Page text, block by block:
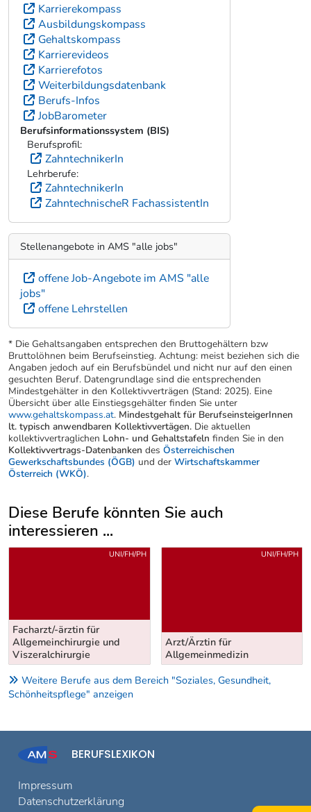
Karrierekompass
Ausbildungskompass
Gehaltskompass
Karrierevideos
Karrierefotos
Weiterbildungsdatenbank
Berufs-Infos
JobBarometer
Berufsinformationssystem (BIS)
Berufsprofil:
ZahntechnikerIn
Lehrberufe:
ZahntechnikerIn
ZahntechnischeR FachassistentIn
Stellenangebote in AMS "alle jobs"
offene Job-Angebote im AMS "alle
jobs"
offene Lehrstellen
* Die Gehaltsangaben entsprechen den Bruttogehältern bzw
Bruttolöhnen beim Berufseinstieg. Achtung: meist beziehen sich die
Angaben jedoch auf ein Berufsbündel und nicht nur auf den einen
gesuchten Beruf. Datengrundlage sind die entsprechenden
Mindestgehälter in den Kollektivverträgen (Stand: 2025). Eine
Übersicht über alle Einstiegsgehälter finden Sie unter
www.gehaltskompass.at. Mindestgehalt für BerufseinsteigerInnen
lt. typisch anwendbaren Kollektivvertägen. Die aktuellen
kollektivvertraglichen Lohn- und Gehaltstafeln finden Sie in den
Kollektivvertrags-Datenbanken des Österreichischen
Gewerkschaftsbundes (ÖGB) und der Wirtschaftskammer
Österreich (WKÖ).
Diese Berufe könnten Sie auch
interessieren ...
Uber weitere Berufsvorschläge
Arzt/Ärztin für
Allgemeinmedizin
UNI/FH/PH
Facharzt/-ärztin für
Frauenheilkunde und
Geburtshilfe
UNI/FH/PH
Weitere Berufe aus dem Bereich "Soziales, Gesundheit,
Schönheitspflege" anzeigen
BERUFSLEXIKON
Impressum
Datenschutzerklärung